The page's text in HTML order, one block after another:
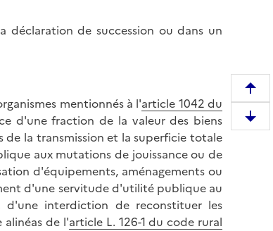
de succession ou dans un
mentionnés à l'article 1042 du
d'une fraction de la valeur des biens
la transmission et la superficie totale
aux mutations de jouissance ou de
d'équipements, aménagements ou
d'une servitude d'utilité publique au
interdiction de reconstituer les
alinéas de l'article L. 126-1 du code rural
e
m
D